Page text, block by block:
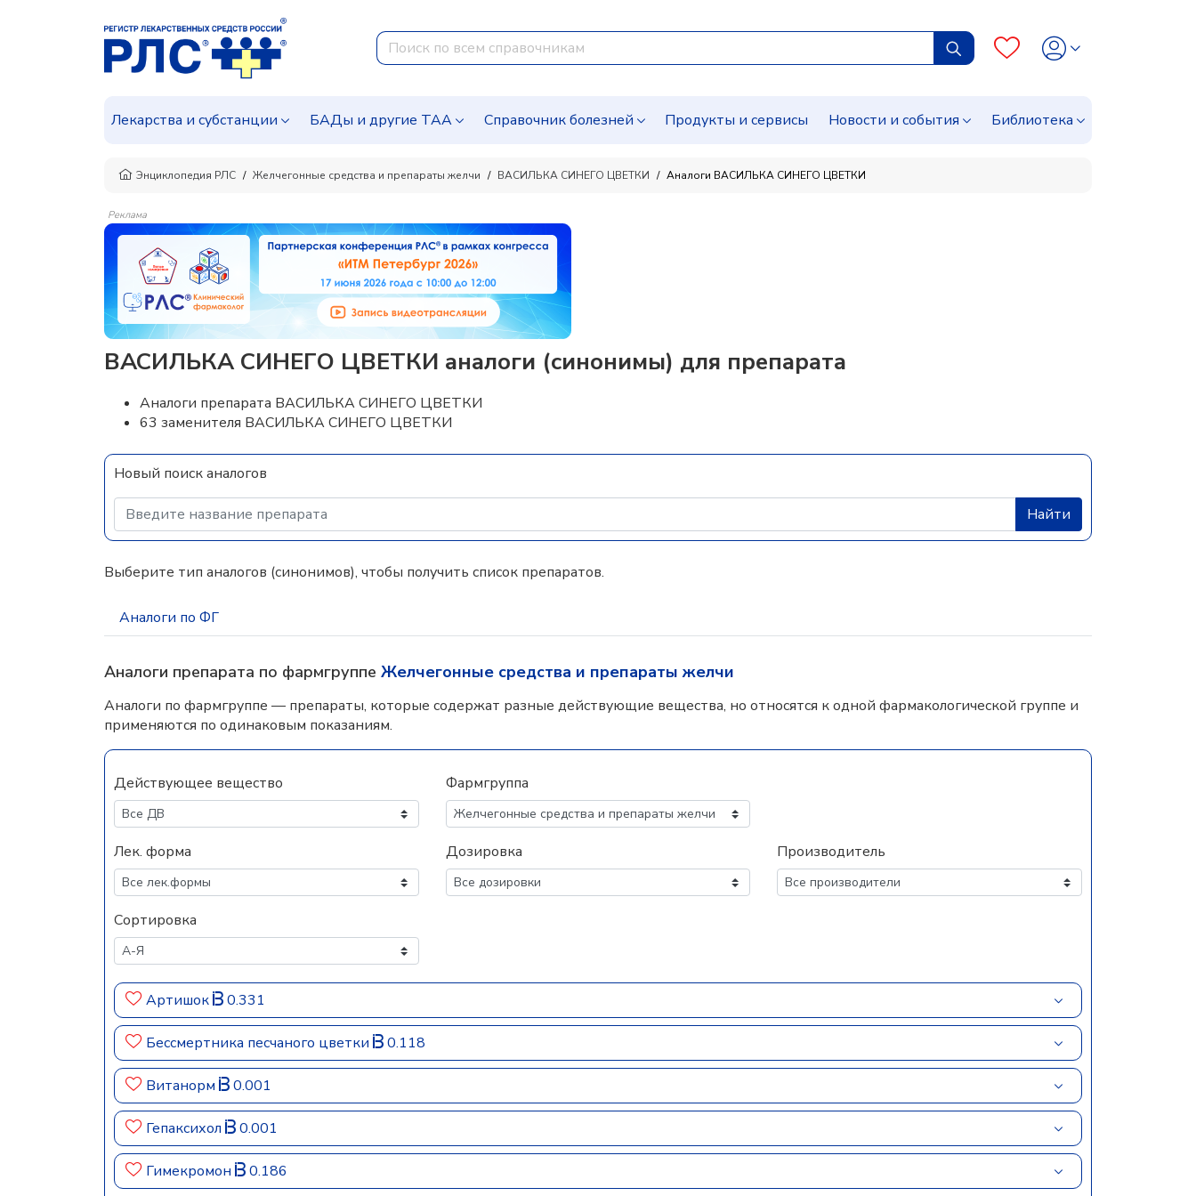
Лекарства и субстанции БАДы и другие ТАА Справочник болезней Продукты и сервисы Новости и события Библиотека
Энциклопедия РЛС Желчегонные средства и препараты желчи ВАСИЛЬКА СИНЕГО ЦВЕТКИ Аналоги ВАСИЛЬКА СИНЕГО ЦВЕТКИ
Реклама
ВАСИЛЬКА СИНЕГО ЦВЕТКИ аналоги (синонимы) для препарата
Аналоги препарата ВАСИЛЬКА СИНЕГО ЦВЕТКИ
63 заменителя ВАСИЛЬКА СИНЕГО ЦВЕТКИ
Новый поиск аналогов
Найти
Выберите тип аналогов (синонимов), чтобы получить список препаратов.
Аналоги по ФГ
Аналоги препарата по фармгруппе Желчегонные средства и препараты желчи
Аналоги по фармгруппе — препараты, которые содержат разные действующие вещества, но относятся к одной фармакологической группе и
применяются по одинаковым показаниям.
Действующее вещество Фармгруппа
Лек. форма Дозировка Производитель
Сортировка
Артишок 0.331
Бессмертника песчаного цветки 0.118
Витанорм 0.001
Гепаксихол 0.001
Гимекромон 0.186